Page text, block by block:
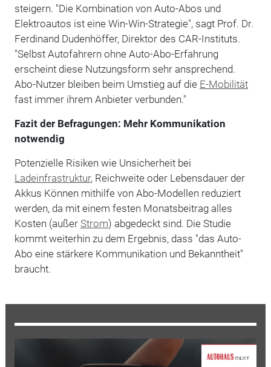
steigern. "Die Kombination von Auto-Abos und
Elektroautos ist eine Win-Win-Strategie", sagt Prof. Dr.
Ferdinand Dudenhöffer, Direktor des CAR-Instituts.
"Selbst Autofahrern ohne Auto-Abo-Erfahrung
erscheint diese Nutzungsform sehr ansprechend.
Abo-Nutzer bleiben beim Umstieg auf die E-Mobilität
fast immer ihrem Anbieter verbunden."
Fazit der Befragungen: Mehr Kommunikation
notwendig
Potenzielle Risiken wie Unsicherheit bei
Ladeinfrastruktur, Reichweite oder Lebensdauer der
Akkus Können mithilfe von Abo-Modellen reduziert
werden, da mit einem festen Monatsbeitrag alles
Kosten (außer Strom) abgedeckt sind. Die Studie
kommt weiterhin zu dem Ergebnis, dass "das Auto-
Abo eine stärkere Kommunikation und Bekanntheit"
braucht.